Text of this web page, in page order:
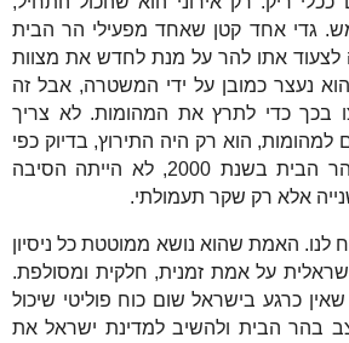
גדי אחד קטן שאחד מפעילי הר הבית
לצעוד אתו להר על מנת לחדש את מצוות
נעצר כמובן על ידי המשטרה, אבל זה
בכך כדי לתרץ את המהומות. לא צריך
הוא רק היה התירוץ, בדיוק כפי
שעליית אריאל שרון להר הבית בשנת 2000, לא הייתה הסיבה
אלא רק שקר תעמולתי.
לנו. האמת שהוא נושא ממוטטת כל ניסיון
על אמת זמנית, חלקית ומסולפת.
כרגע בישראל שום כוח פוליטי שיכול
בהר הבית ולהשיב למדינת ישראל את